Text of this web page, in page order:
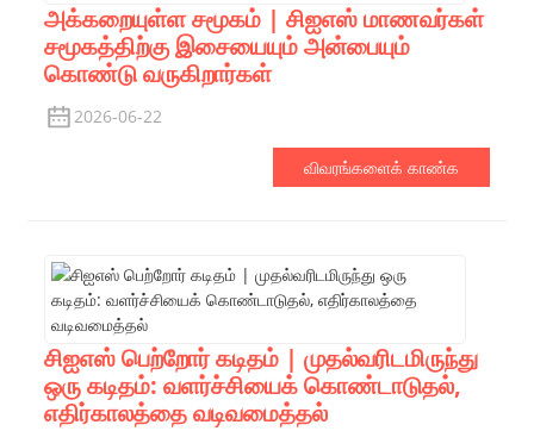
அக்கறையுள்ள சமூகம் | சிஐஎஸ் மாணவர்கள்
சமூகத்திற்கு இசையையும் அன்பையும்
கொண்டு வருகிறார்கள்
2026-06-22
விவரங்களைக் காண்க
சிஐஎஸ் பெற்றோர் கடிதம் | முதல்வரிடமிருந்து
ஒரு கடிதம்: வளர்ச்சியைக் கொண்டாடுதல்,
எதிர்காலத்தை வடிவமைத்தல்